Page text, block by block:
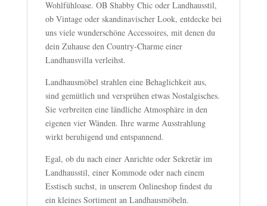
Wohlfühloase. OB Shabby Chic oder Landhausstil,
ob Vintage oder skandinavischer Look, entdecke bei
uns viele wunderschöne Accessoires, mit denen du
dein Zuhause den Country-Charme einer
Landhausvilla verleihst.
Landhausmöbel strahlen eine Behaglichkeit aus,
sind gemütlich und versprühen etwas Nostalgisches.
Sie verbreiten eine ländliche Atmosphäre in den
eigenen vier Wänden. Ihre warme Ausstrahlung
wirkt beruhigend und entspannend.
Egal, ob du nach einer Anrichte oder Sekretär im
Landhausstil, einer Kommode oder nach einem
Esstisch suchst, in unserem Onlineshop findest du
ein kleines Sortiment an Landhausmöbeln.